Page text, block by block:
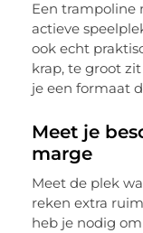
Een trampoline
actieve
ook echt
krap, te groot
je een formaat
Meet je
marge
Meet de plek
reken extra
heb je nodig